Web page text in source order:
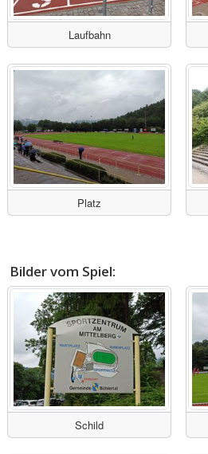
Laufbahn
Platz
Bilder vom Spiel:
Schild